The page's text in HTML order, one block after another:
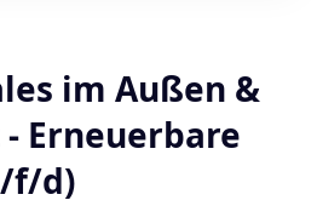
im Außen &
Erneuerbare
f/d)